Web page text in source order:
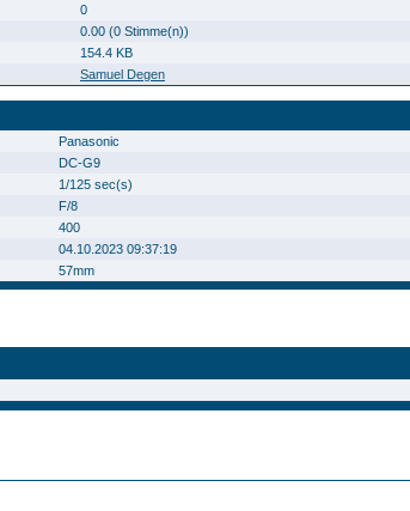
0
0.00 (0 Stimme(n))
154.4 KB
Samuel Degen
Panasonic
DC-G9
1/125 sec(s)
F/8
400
04.10.2023 09:37:19
57mm